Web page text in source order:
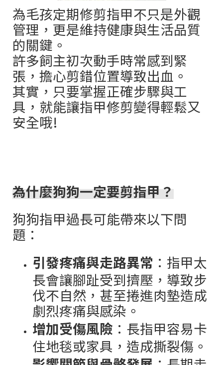
為毛孩定期修剪指甲不只是外觀
管理，更是維持健康與生活品質
的關鍵。
許多飼主初次動手時常感到緊
張，擔心剪錯位置導致出血。
其實，只要掌握正確步驟與工
具，就能讓指甲修剪變得輕鬆又
安全哦!
為什麼狗狗一定要剪指甲？
狗狗指甲過長可能帶來以下問
題：
引發疼痛與走路異常 ：指甲太
長會讓腳趾受到擠壓，導致步
伐不自然，甚至捲進肉墊造成
劇烈疼痛與感染。
增加受傷風險 ：長指甲容易卡
住地毯或家具，造成撕裂傷。